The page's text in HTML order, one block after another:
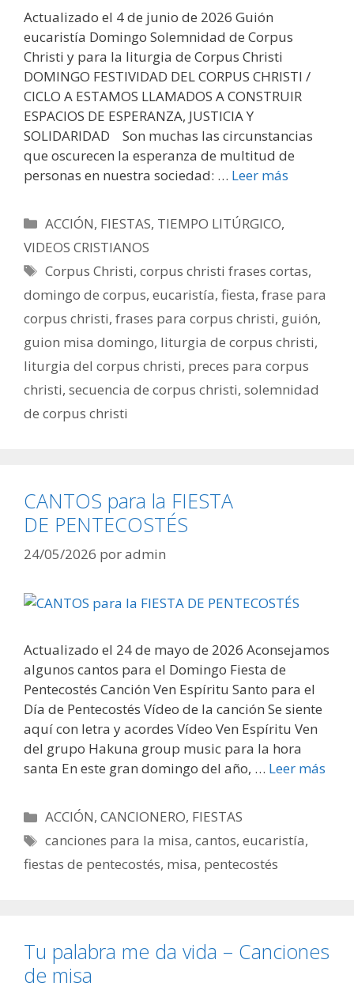
Actualizado el 4 de junio de 2026 Guión
eucaristía Domingo Solemnidad de Corpus
Christi y para la liturgia de Corpus Christi
DOMINGO FESTIVIDAD DEL CORPUS CHRISTI /
CICLO A ESTAMOS LLAMADOS A CONSTRUIR
ESPACIOS DE ESPERANZA, JUSTICIA Y
SOLIDARIDAD Son muchas las circunstancias
que oscurecen la esperanza de multitud de
personas en nuestra sociedad: … Leer más
Categorías
ACCIÓN, FIESTAS, TIEMPO LITÚRGICO,
VIDEOS CRISTIANOS
Etiquetas
Corpus Christi,corpus christi frases cortas,
domingo de corpus, eucaristía, fiesta, frase para
corpus christi, frases para corpus christi, guión,
guion misa domingo, liturgia de corpus christi,
liturgia del corpus christi, preces para corpus
christi, secuencia de corpus christi, solemnidad
de corpus christi
CANTOS para la FIESTA
DE PENTECOSTÉS
24/05/2026 poradmin
Actualizado el 24 de mayo de 2026 Aconsejamos
algunos cantos para el Domingo Fiesta de
Pentecostés Canción Ven Espíritu Santo para el
Día de Pentecostés Vídeo de la canción Se siente
aquí con letra y acordes Vídeo Ven Espíritu Ven
del grupo Hakuna group music para la hora
santa En este gran domingo del año, … Leer más
Categorías
ACCIÓN,CANCIONERO, FIESTAS
Etiquetas
canciones para la misa,cantos,eucaristía,
fiestas de pentecostés, misa, pentecostés
Tu palabra me da vida – Canciones
de misa